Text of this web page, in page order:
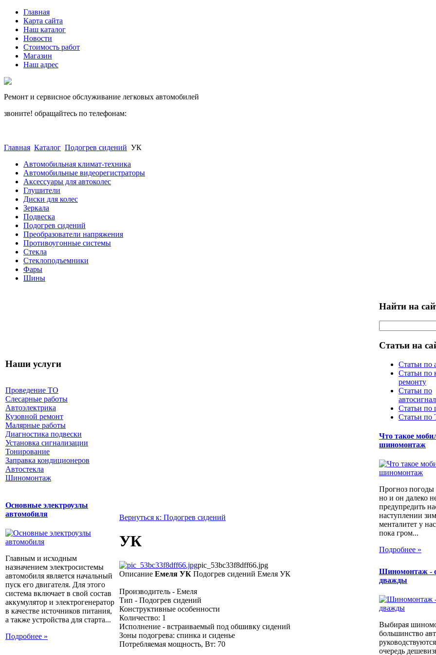
Главная
Карта сайта
Наш каталог
Новости
Стоимость работ
Магазин
Наш адрес
Ремонт и сервисное обслуживание легковых автомобилей
звоните! обращайтесь по телефонам:
Главная Каталог Подогрев сидений УК
Автомобильная климат-техника
Автомобильные видеорегистраторы
Аксессуары для автоколес
Глушители
Диски для колес
Зеркала
Подвеска
Подогрев сидений
Преобразователи напряжения
Противоугонные системы
Стекла
Стеклоподъемники
Фары
Шины
Наши услуги
Проведение ТО
Слесарные работы
Автоэлектрика
Кузовной ремонт
Малярные работы
Диагностика подвески
Установка сигнализации
Тонирование
Заправка кондиционеров
Автостекла
Шиномонтаж
Основные электроузлы
автомобиля
Главным и исходным
назначением электросистемы
автомобиля является начальный
пуск его двигателя. Для этого
система включает в свой состав
аккумулятор и электрогенератор
в качестве источников питания,
а также устройства для старта...
Подробнее »
Вернуться к: Подогрев сидений
УК
pic_53bc33f8dff66.jpg
Описание Емеля УК Подогрев сидений Емеля УК
Производитель - Емеля
Тип - Подогрев сидений
Конструктивные особенности
Количество: 1
Исполнение - встраиваемый под обшивку сидений
Зоны подогрева: спинка и сиденье
Потребляемая мощность, Вт: 70
Найти на
Статьи на
Статьи по
Статьи по
ремонту
Статьи по
Статьи по
Статьи по
Что такое
шиномонтаж
Прогноз погоды
но и он далеко
предупредить
наступлении
менталитет у
пока гром...
Подробнее »
Шиномонтаж -
дважды
Выбирая
большинство
очередь